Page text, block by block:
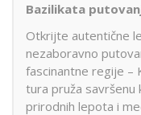
Bazilikata
Otkrijte autentične
nezaboravno
fascinantne regije –
tura pruža savršenu
prirodnih lepota i